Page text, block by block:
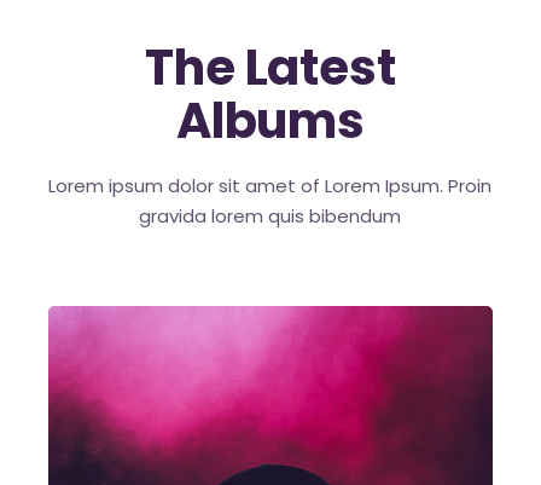
The Latest
Albums
Lorem ipsum dolor sit amet of Lorem Ipsum. Proin
gravidalorem quis bibendum